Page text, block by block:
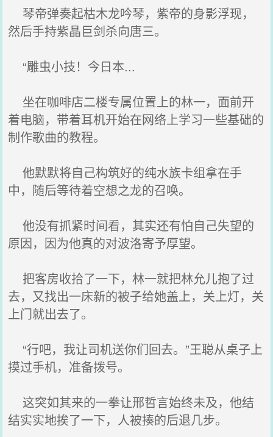
琴帝弹奏起枯木龙吟琴，紫帝的身影浮现，
然后手持紫晶巨剑杀向唐三。
“雕虫小技！今日本...
坐在咖啡店二楼专属位置上的林一，面前开
着电脑，带着耳机开始在网络上学习一些基础的
制作歌曲的教程。
他默默将自己构筑好的纯水族卡组拿在手
中，随后等待着空想之龙的召唤。
他没有抓紧时间看，其实还有怕自己失望的
原因，因为他真的对波洛寄予厚望。
把客房收拾了一下，林一就把林允儿抱了过
去，又找出一床新的被子给她盖上，关上灯，关
上门就出去了。
“行吧，我让司机送你们回去。”王聪从桌子上
摸过手机，准备拨号。
这突如其来的一拳让邢哲言始终未及，他结
结实实地挨了一下，人被揍的后退几步。